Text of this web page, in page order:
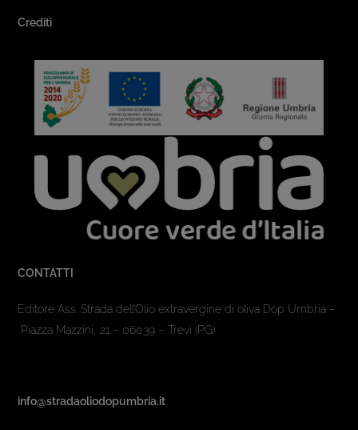
Crediti
CONTATTI
Editore Ass. Strada dell’Olio extravergine di oliva Dop Umbria –
Piazza Mazzini, 21 – 06039 – Trevi (PG)
info@stradaoliodopumbria.it